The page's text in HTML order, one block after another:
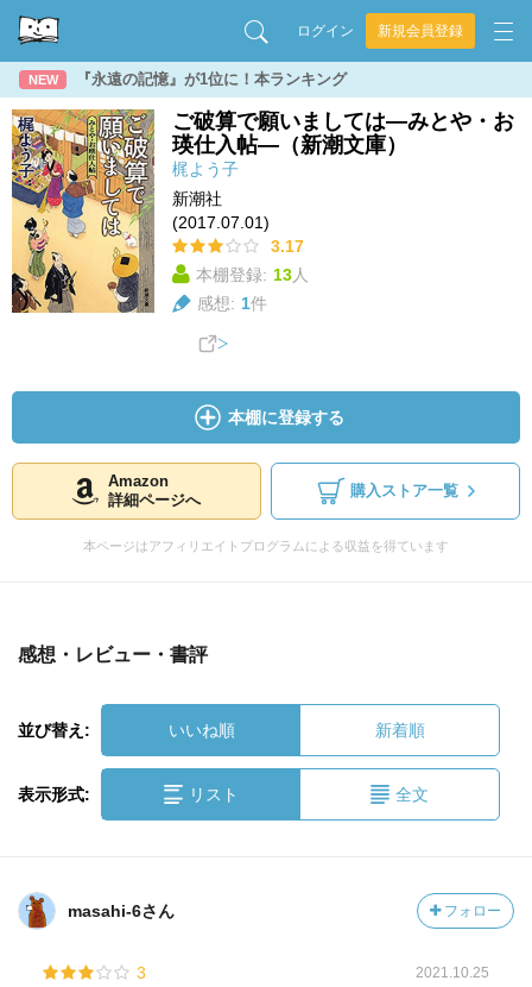
ログイン 新規会員登録
NEW 『永遠の記憶』が1位に！本ランキング
ご破算で願いましては―みとや・お
瑛仕入帖―（新潮文庫）
梶よう子
新潮社
(2017.07.01)
3.17
本棚登録: 13人
感想: 1件
本棚に登録する
Amazon
詳細ページへ
購入ストア一覧
本ページはアフィリエイトプログラムによる収益を得ています
感想・レビュー・書評
並び替え: いいね順 新着順
表示形式: リスト 全文
masahi-6さん フォロー
3 2021.10.25